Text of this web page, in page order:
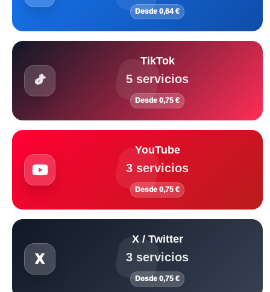
Desde 0,64 €
TikTok
5 servicios
Desde 0,75 €
YouTube
3 servicios
Desde 0,75 €
X / Twitter
3 servicios
Desde 0,75 €